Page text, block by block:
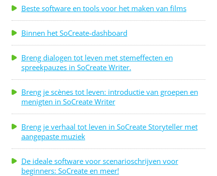
programmadirecteur is van het MFA-programma
voor schrijven en hedendaagse media. Je herkent de
naam van Ross misschien van de schrijf- en
productiecredits voor tv-hits, waaronder 'The Cosby
Show', 'The ...
Beste software en tools voor het maken van films
Binnen het SoCreate-dashboard
Breng dialogen tot leven met stemeffecten en
spreekpauzes in SoCreate Writer.
Breng je scènes tot leven: introductie van groepen en
menigten in SoCreate Writer
Breng je verhaal tot leven in SoCreate Storyteller met
aangepaste muziek
De ideale software voor scenarioschrijven voor
beginners: SoCreate en meer!